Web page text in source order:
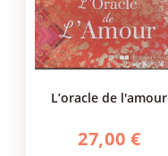
l’oracle de l'amour
27,00 €